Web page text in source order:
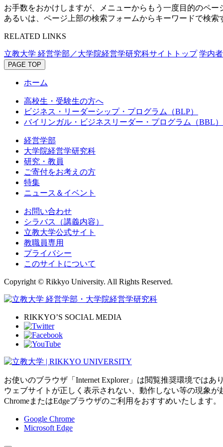
お手数をおかけしますが、メニューからもう一度目的のペー
あるいは、ページ上部の検索フォームからキーワードで検索
RELATED LINKS
立教大学 経営学部／大学院経営学研究科サイトトップ 学内
PAGE TOP
ホーム
高校生・受験生の方へ
ビジネス・リーダーシップ・プログラム（BLP）
バイリンガル・ビジネスリーダー・プログラム（BBL）
経営学部
大学院経営学研究科
研究・教員
ご寄付をお考えの方
特集
ニュース＆イベント
お問い合わせ
シラバス（講義内容）
立教大学公式サイト
教職員専用
プライバシー
このサイトについて
Copyright © Rikkyo University. All Rights Reserved.
RIKKYO’S SOCIAL MEDIA
お使いのブラウザ「Internet Explorer」は閲覧推奨環境ではあ
ウェブサイトが正しく表示されない、動作しない等の現象
ChromeまたはEdgeブラウザのご利用をおすすめいたします。
Google Chrome
Microsoft Edge